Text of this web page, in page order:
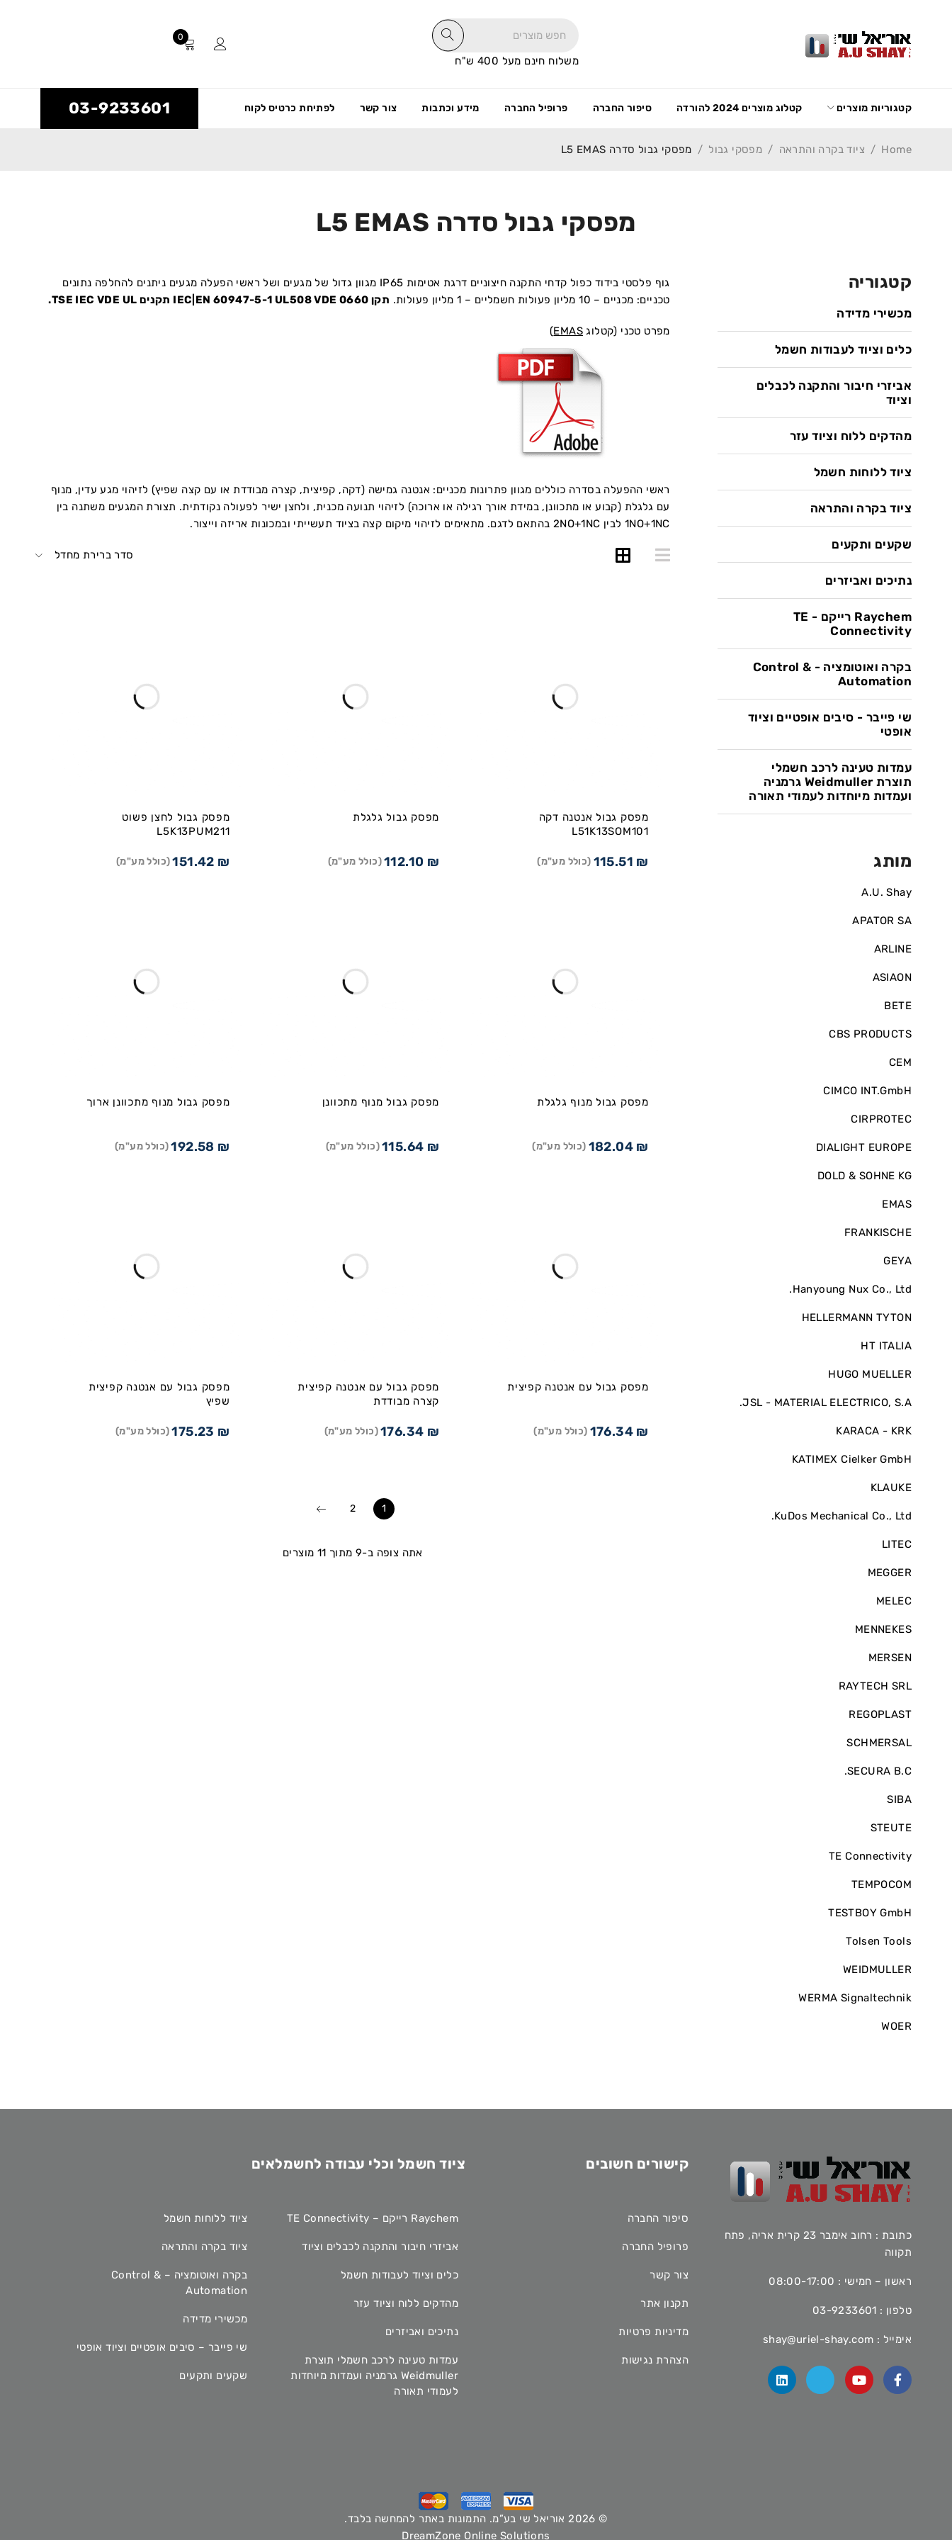
משלוח חינם מעל 400 ש"ח
0
קטגוריות מוצרים קטלוג מוצרים 2024 להורדה סיפור החברה פרופיל החברה מידע וכתבות צור קשר לפתיחת כרטיס לקוח 03-9233601
מפסקי גבול סדרה L5 EMAS
Home
/ ציוד בקרה והתראה / מפסקי גבול / מפסקי גבול סדרה L5 EMAS
קטגוריה
מכשירי מדידה
כלים וציוד לעבודות חשמל
אביזרי חיבור והתקנה לכבלים
וציוד
מהדקים ללוח וציוד עזר
ציוד ללוחות חשמל
ציוד בקרה והתראה
שקעים ותקעים
נתיכים ואביזרים
Raychem רייקם - TE
Connectivity
בקרה ואוטומציה - Control &
Automation
שי פייבר - סיבים אופטיים וציוד
אופטי
עמדות טעינה לרכב חשמלי
תוצרת Weidmuller גרמניה
ועמדות מיוחדות לעמודי תאורה
מותג
A.U. Shay
APATOR SA
ARLINE
ASIAON
BETE
CBS PRODUCTS
CEM
CIMCO INT.GmbH
CIRPROTEC
DIALIGHT EUROPE
DOLD & SOHNE KG
EMAS
FRANKISCHE
GEYA
Hanyoung Nux Co., Ltd.
HELLERMANN TYTON
HT ITALIA
HUGO MUELLER
JSL - MATERIAL ELECTRICO, S.A.
KARACA - KRK
KATIMEX Cielker GmbH
KLAUKE
KuDos Mechanical Co., Ltd.
LITEC
MEGGER
MELEC
MENNEKES
MERSEN
RAYTECH SRL
REGOPLAST
SCHMERSAL
SECURA B.C.
SIBA
STEUTE
TE Connectivity
TEMPOCOM
TESTBOY GmbH
Tolsen Tools
WEIDMULLER
WERMA Signaltechnik
WOER
גוף פלסטי בידוד כפול קדחי התקנה חיצוניים דרגת אטימות IP65 מגוון גדול של מגעים ושל ראשי הפעלה מגעים ניתנים להחלפה נתונים
טכניים: מכניים – 10 מליון פעולות חשמליים – 1 מליון פעולות.
תקן IEC|EN 60947-5-1 UL508 VDE 0660 תקנים TSE IEC VDE UL.
מפרט טכני (קטלוג EMAS
)
ראשי ההפעלה בסדרה כוללים מגוון פתרונות מכניים: אנטנה גמישה (דקה, קפיצית, קצרה מבודדת או עם קצה שפיץ) לזיהוי מגע עדין, מנוף
עם גלגלת (קבוע או מתכוונן, במידת אורך רגילה או ארוכה) לזיהוי תנועה מכנית, ולחצן ישיר לפעולה נקודתית. תצורת המגעים משתנה בין
1NO+1NC לבין 2NO+1NC בהתאם לדגם. מתאימים לזיהוי מיקום קצה בציוד תעשייתי ובמכונות אריזה וייצור.
סדר ברירת מחדל
מפסק גבול אנטנה דקה
L51K13SOM101
115.51 ₪ (כולל מע"מ)
מפסק גבול גלגלת
112.10 ₪ (כולל מע"מ)
מפסק גבול לחצן פשוט
L5K13PUM211
151.42 ₪ (כולל מע"מ)
מפסק גבול מנוף גלגלת
182.04 ₪ (כולל מע"מ)
מפסק גבול מנוף מתכוונן
115.64 ₪ (כולל מע"מ)
מפסק גבול מנוף מתכוונן ארוך
192.58 ₪ (כולל מע"מ)
מפסק גבול עם אנטנה קפיצית
176.34 ₪ (כולל מע"מ)
מפסק גבול עם אנטנה קפיצית
קצרה מבודדת
176.34 ₪ (כולל מע"מ)
מפסק גבול עם אנטנה קפיצית
שפיץ
175.23 ₪ (כולל מע"מ)
1
2
אתה צופה ב-9 מתוך 11 מוצרים
כתובת : רחוב אימבר 23 קרית אריה, פתח
תקווה
ראשון – חמישי : 08:00-17:00
טלפון : 03-9233601
אימייל : shay@uriel-shay.com
קישורים חשובים
סיפור החברה
פרופיל החברה
צור קשר
תקנון אתר
מדיניות פרטיות
הצהרת נגישות
ציוד חשמל וכלי עבודה לחשמלאים
Raychem רייקם – TE Connectivity
אביזרי חיבור והתקנה לכבלים וציוד
כלים וציוד לעבודות חשמל
מהדקים ללוח וציוד עזר
נתיכים ואביזרים
עמדות טעינה לרכב חשמלי תוצרת
Weidmuller גרמניה ועמדות מיוחדות
לעמודי תאורה
ציוד ללוחות חשמל
ציוד בקרה והתראה
בקרה ואוטומציה – Control &
Automation
מכשירי מדידה
שי פייבר – סיבים אופטיים וציוד אופטי
שקעים ותקעים
© 2026 אוריאל שי בע”מ. התמונות באתר להמחשה בלבד.
DreamZone Online Solutions